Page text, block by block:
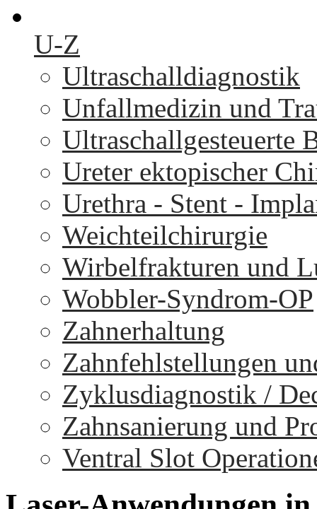
U-Z
Ultraschalldiagnostik
Unfallmedizin und
Ultraschallgesteuerte
Ureter ektopischer
Urethra - Stent -
Weichteilchirurgie
Wirbelfrakturen und
Wobbler-Syndrom-OP
Zahnerhaltung
Zahnfehlstellungen
Zyklusdiagnostik /
Zahnsanierung und
Ventral Slot